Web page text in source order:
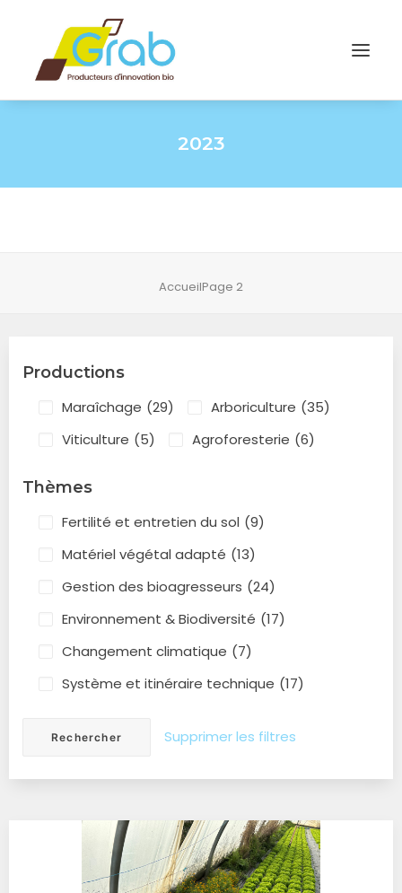
2023
AccueilPage 2
Productions
Maraîchage (29) Arboriculture (35)
Viticulture (5) Agroforesterie (6)
Thèmes
Fertilité et entretien du sol (9)
Matériel végétal adapté (13)
Gestion des bioagresseurs (24)
Environnement & Biodiversité (17)
Changement climatique (7)
Système et itinéraire technique (17)
Supprimer les filtres